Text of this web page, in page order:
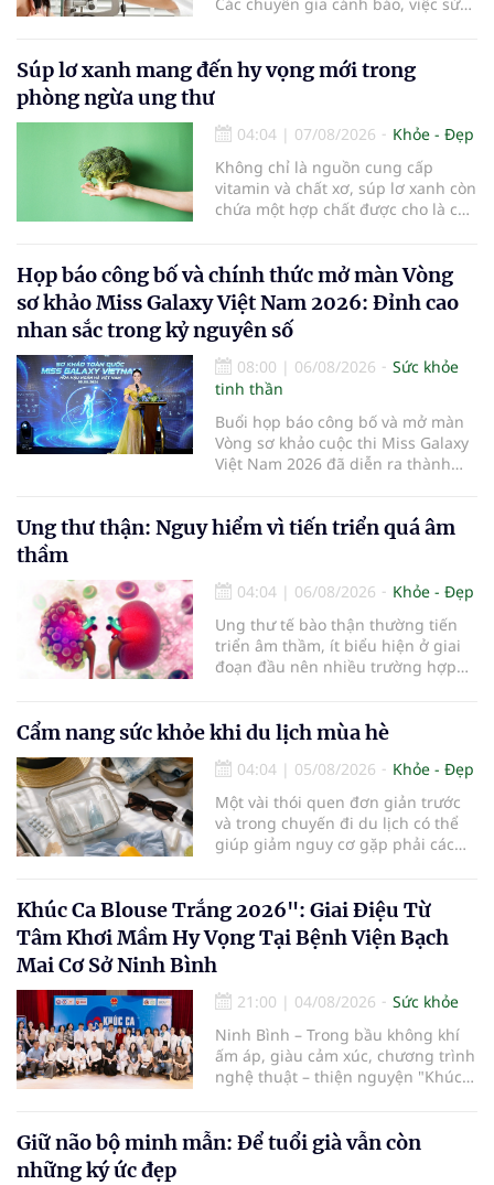
trường học tập chưa đạt chuẩn
đang khiến tình trạng cận thị ngày
của gia đình, nhà trường và ngành
tương lai.
Súp lơ xanh mang đến hy vọng mới trong
phòng ngừa ung thư
04:04 | 07/08/2026
Khỏe - Đẹp
Không chỉ là nguồn cung cấp
vitamin và chất xơ, súp lơ xanh còn
chứa một hợp chất được cho là có
Họp báo công bố và chính thức mở màn Vòng
sơ khảo Miss Galaxy Việt Nam 2026: Đỉnh cao
nhan sắc trong kỷ nguyên số
08:00 | 06/08/2026
Sức khỏe
tinh thần
Buổi họp báo công bố và mở màn
Vòng sơ khảo cuộc thi Miss Galaxy
Việt Nam 2026 đã diễn ra thành
sắc quy mô, khác biệt và tiên
lĩnh, Văn hóa và Công nghệ số
Ung thư thận: Nguy hiểm vì tiến triển quá âm
thầm
04:04 | 06/08/2026
Khỏe - Đẹp
Ung thư tế bào thận thường tiến
triển âm thầm, ít biểu hiện ở giai
đoạn đầu nên nhiều trường hợp
Trường hợp một bệnh nhân 79 tuổi
có khối u tăng gấp đôi kích thước
chỉ sau 4 tháng theo dõi là lời cảnh
báo về sự cần thiết của việc khám
sức khỏe định kỳ, đặc biệt ở người
cao tuổi.
Cẩm nang sức khỏe khi du lịch mùa hè
04:04 | 05/08/2026
Khỏe - Đẹp
Một vài thói quen đơn giản trước
và trong chuyến đi du lịch có thể
giúp giảm nguy cơ gặp phải các
Khúc Ca Blouse Trắng 2026": Giai Điệu Từ
Tâm Khơi Mầm Hy Vọng Tại Bệnh Viện Bạch
Mai Cơ Sở Ninh Bình
21:00 | 04/08/2026
Sức khỏe
Ninh Bình – Trong bầu không khí
ấm áp, giàu cảm xúc, chương trình
nghệ thuật – thiện nguyện "Khúc
điểm dừng chân đầu tiên tại Bệnh
viện Bạch Mai cơ sở Ninh Bình.
Giữ não bộ minh mẫn: Để tuổi già vẫn còn
những ký ức đẹp